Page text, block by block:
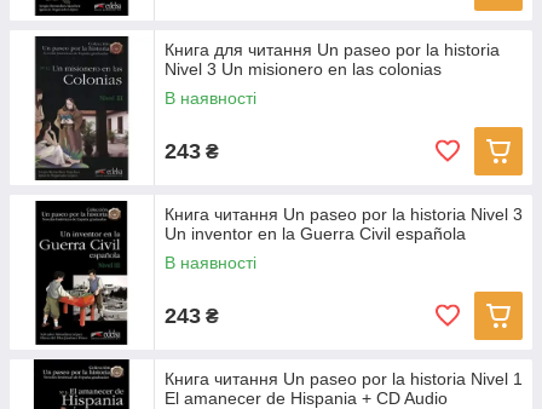
Книга для читання Un paseo por la historia
Nivel 3 Un misionero en las colonias
В наявності
243 ₴
Книга читання Un paseo por la historia Nivel 3
Un inventor en la Guerra Civil española
В наявності
243 ₴
Книга читання Un paseo por la historia Nivel 1
El amanecer de Hispania + CD Audio